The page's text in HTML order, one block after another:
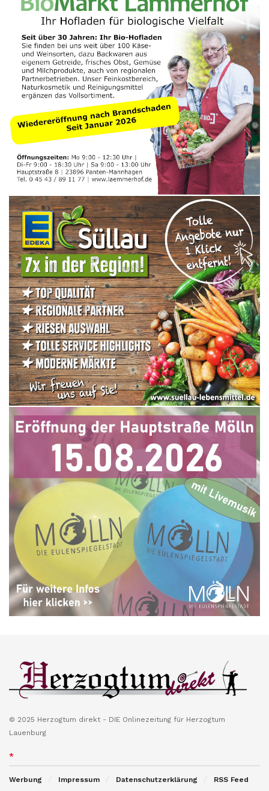
© 2025 Herzogtum direkt - DIE Onlinezeitung für Herzogtum
Lauenburg
*
Werbung Impressum Datenschutzerklärung RSS Feed